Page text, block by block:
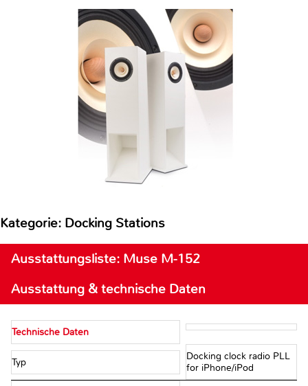
Kategorie: Docking Stations
Ausstattungsliste: Muse M-152
Ausstattung & technische Daten
Technische Daten
Typ
Docking clock radio PLL
for iPhone/iPod